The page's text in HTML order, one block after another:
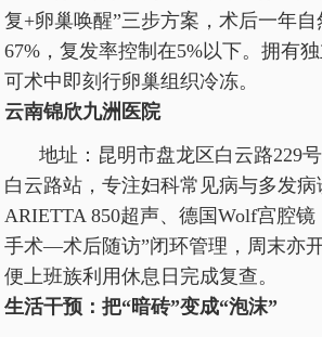
复+卵巢唤醒”三步方案，术后一年自
67%，复发率控制在5%以下。拥有
可术中即刻行卵巢组织冷冻。
云南锦欣九洲医院
地址：昆明市盘龙区白云路229
白云路站，专注妇科常见病与多发
ARIETTA 850超声、德国Wolf宫腔
手术—术后随访”闭环管理，周末亦
便上班族利用休息日完成复查。
生活干预：把“暗砖”变成“泡沫”